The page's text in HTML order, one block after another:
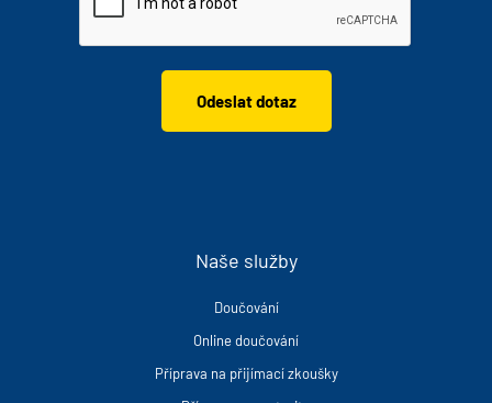
Naše služby
Doučování
Online doučování
Příprava na přijímací zkoušky